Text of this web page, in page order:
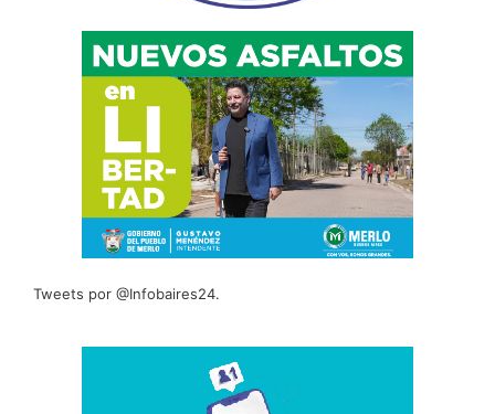
Tweets por @Infobaires24.